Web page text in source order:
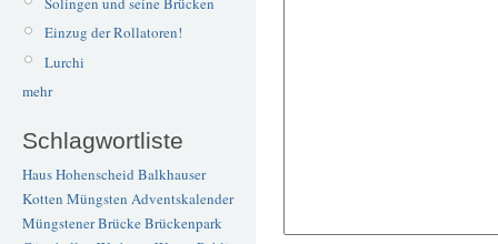
Einzug der Rollatoren!
Lurchi
mehr
Schlagwortliste
Haus Hohenscheid Balkhauser
Kotten Müngsten Adventskalender
Müngstener BrückeBrückenpark